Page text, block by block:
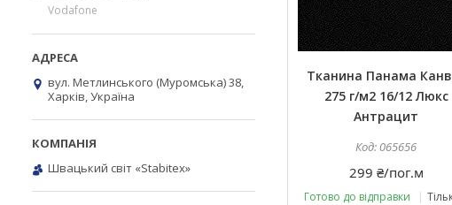
Тканина Панама
275 г/м2 16/12 Люкс
Антрацит
065656
299 ₴/пог.м
Готово до відправки
Vodafone
вул. Метлинського (Муромська) 38,
Харків, Україна
Швацький світ «Stabitex»